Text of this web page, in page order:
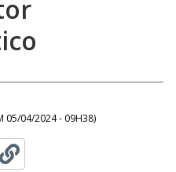
05/04/2024 - 09H38)